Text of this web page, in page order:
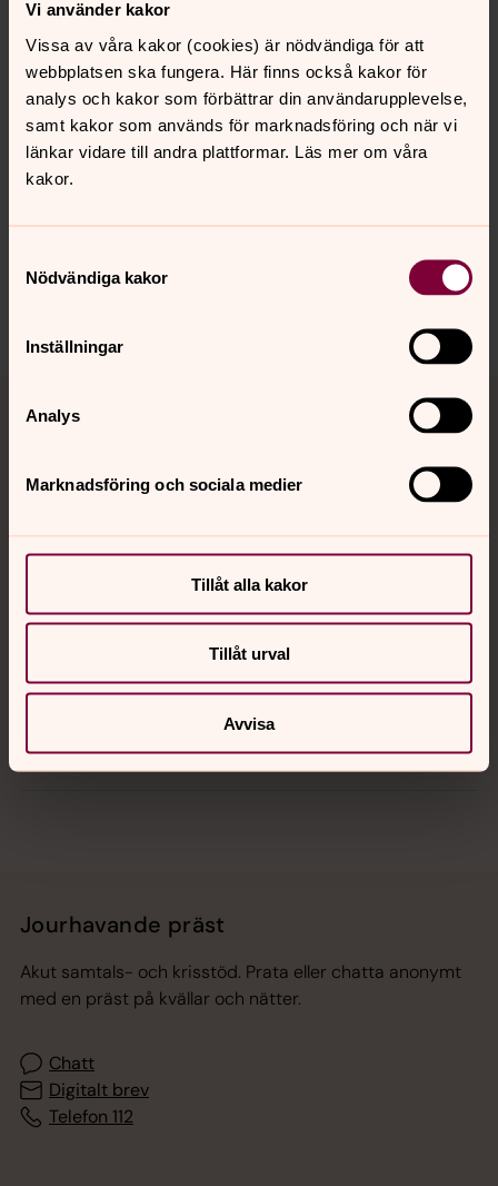
Vi använder kakor
Vissa av våra kakor (cookies) är nödvändiga för att
webbplatsen ska fungera. Här finns också kakor för
analys och kakor som förbättrar din användarupplevelse,
samt kakor som används för marknadsföring och när vi
länkar vidare till andra plattformar. Läs mer om våra
kakor.
Nödvändiga kakor
Inställningar
Analys
Marknadsföring och sociala medier
Tillåt alla kakor
Tillåt urval
Avvisa
Inga händelser i dag.
Senast ändrad 12 december 2022
valbo-hedesunda.pastorat@svenskakyrkan.se
Kontakt
Sociala kanaler
Jourhavande präst
Akut samtals- och krisstöd. Prata eller chatta anonymt
med en präst på kvällar och nätter.
Chatt
Digitalt brev
Telefon 112